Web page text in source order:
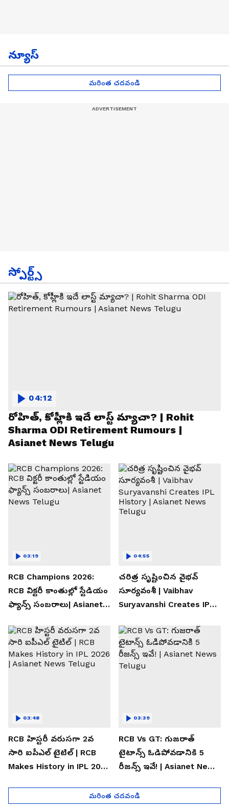
న్యూస్
మరింత చదవండి
స్పోర్ట్స్
రోహిత్, కోహ్లీకి ఇదే లాస్ట్ మ్యాచా? | Rohit
Sharma ODI Retirement Rumours |
Asianet News Telugu
04:12
RCB Champions 2026:
RCB విక్టరీ కాంతుల్లో స్టేడియం
ఫ్యాన్స్ సంబరాలు| Asianet
03:19
చరిత్ర సృష్టించిన వైభవ్
సూర్యవంశీ | Vaibhav
Suryavanshi Creates IPL
Telugu
04:55
RCB హిస్టరీ వరుసగా 2వ
సారి ఐపీఎల్ టైటిల్ | RCB
Makes History in IPL 2026
03:48
RCB Vs GT: గుజరాత్
టైటాన్స్ ఓడిపోవడానికి 5
రీజన్స్ ఇవే! | Asianet News
03:39
మరింత చదవండి